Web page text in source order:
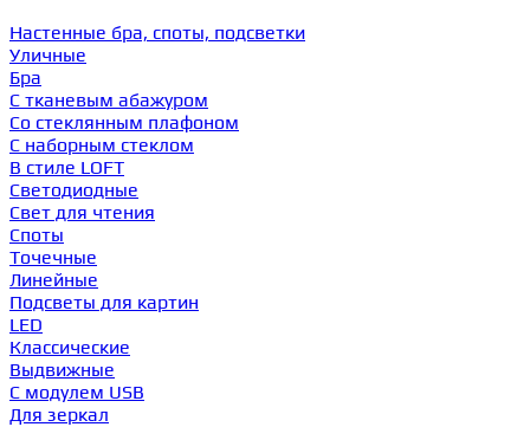
Настенные бра, споты, подсветки
Уличные
Бра
С тканевым абажуром
Со стеклянным плафоном
С наборным стеклом
В стиле LOFT
Светодиодные
Свет для чтения
Споты
Точечные
Линейные
Подсветы для картин
LED
Классические
Выдвижные
С модулем USB
Для зеркал